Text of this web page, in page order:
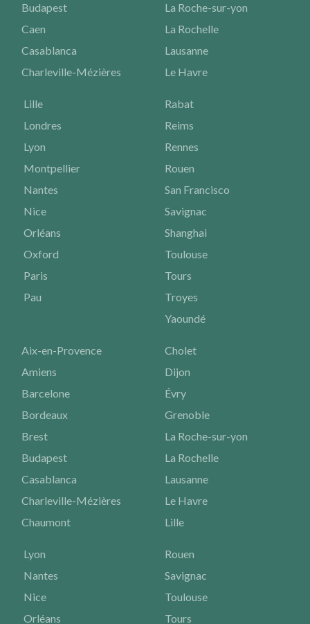
Budapest
Caen
Casablanca
Charleville-Mézières
La Roche-sur-yon
La Rochelle
Lausanne
Le Havre
Lille
Londres
Lyon
Montpellier
Nantes
Nice
Orléans
Oxford
Paris
Pau
Rabat
Reims
Rennes
Rouen
San Francisco
Savignac
Shanghai
Toulouse
Tours
Troyes
Yaoundé
Aix-en-Provence
Amiens
Barcelone
Bordeaux
Brest
Budapest
Casablanca
Charleville-Mézières
Chaumont
Cholet
Dijon
Évry
Grenoble
La Roche-sur-yon
La Rochelle
Lausanne
Le Havre
Lille
Lyon
Nantes
Nice
Orléans
Rouen
Savignac
Toulouse
Tours